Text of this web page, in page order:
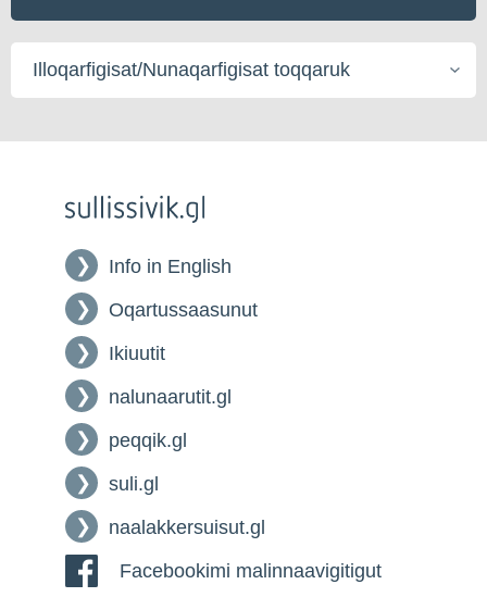
Illoqarfigisat/Nunaqarfigisat
toqqaruk
Info in English
Oqartussaasunut
Ikiuutit
nalunaarutit.gl
peqqik.gl
suli.gl
naalakkersuisut.gl
Facebookimi malinnaavigitigut